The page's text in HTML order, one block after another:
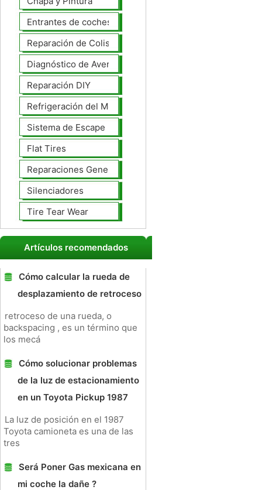
Entrantes de coches
Reparación de Colisiones
Diagnóstico de Averías
Reparación DIY
Refrigeración del Motor
Sistema de Escape
Flat Tires
Reparaciones Generales
Silenciadores
Tire Tear Wear
Artículos recomendados
Cómo calcular la rueda de
desplazamiento de retroceso
retroceso de una rueda, o
backspacing , es un término que
los mecá
Cómo solucionar problemas
de la luz de estacionamiento
en un Toyota Pickup 1987
La luz de posición en el 1987
Toyota camioneta es una de las
tres
Será Poner Gas mexicana en
mi coche la dañe ?